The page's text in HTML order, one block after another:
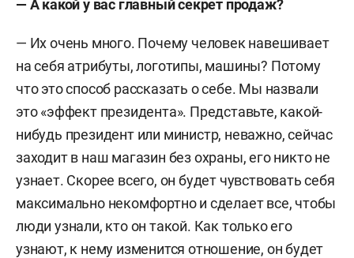
— А какой у вас главный секрет продаж?
— Их очень много. Почему человек навешивает
на себя атрибуты, логотипы, машины? Потому
что это способ рассказать о себе. Мы назвали
это «эффект президента». Представьте, какой-
нибудь президент или министр, неважно, сейчас
заходит в наш магазин без охраны, его никто не
узнает. Скорее всего, он будет чувствовать себя
максимально некомфортно и сделает все, чтобы
люди узнали, кто он такой. Как только его
узнают, к нему изменится отношение, он будет